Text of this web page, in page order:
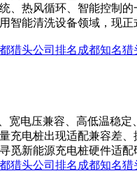
、热风循环、智能控制
能清洗设备领域，现
猎头公司排名 成都知名猎
电压兼容、高低温稳
电桩出现适配兼容差
新能源充电桩硬件适配
猎头公司排名 成都知名猎